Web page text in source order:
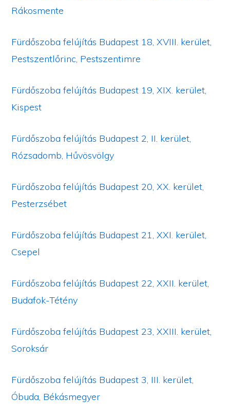
Rákosmente
Fürdőszoba felújítás Budapest 18, XVIII. kerület,
Pestszentlőrinc, Pestszentimre
Fürdőszoba felújítás Budapest 19, XIX. kerület,
Kispest
Fürdőszoba felújítás Budapest 2, II. kerület,
Rózsadomb, Hűvösvölgy
Fürdőszoba felújítás Budapest 20, XX. kerület,
Pesterzsébet
Fürdőszoba felújítás Budapest 21, XXI. kerület,
Csepel
Fürdőszoba felújítás Budapest 22, XXII. kerület,
Budafok-Tétény
Fürdőszoba felújítás Budapest 23, XXIII. kerület,
Soroksár
Fürdőszoba felújítás Budapest 3, III. kerület,
Óbuda, Békásmegyer